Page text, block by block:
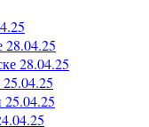
28.04.25
28.04.25
25.04.25
25.04.25